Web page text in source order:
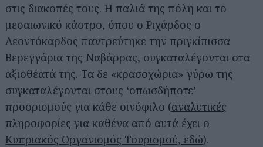
στις διακοπές τους. Η παλιά της πόλη και το
μεσαιωνικό κάστρο, όπου ο Ριχάρδος ο
Λεοντόκαρδος παντρεύτηκε την πριγκίπισσα
Βερεγγάρια της Ναβάρρας, συγκαταλέγονται στα
αξιοθέατά της. Τα δε «κρασοχώρια» γύρω της
συγκαταλέγονται στους ‘οπωσδήποτε’
προορισμούς για κάθε οινόφιλο (αναλυτικές
πληροφορίες για καθένα από αυτά έχει ο
Κυπριακός Οργανισμός Τουρισμού, εδώ).